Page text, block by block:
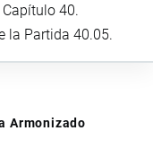
40.
la Partida 40.05.
Armonizado